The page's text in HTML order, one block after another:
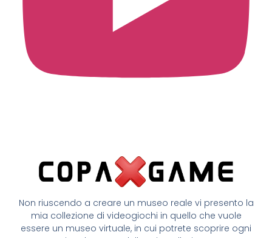
Non riuscendo a creare un museo reale vi presento la
mia collezione di videogiochi in quello che vuole
essere un museo virtuale, in cui potrete scoprire ogni